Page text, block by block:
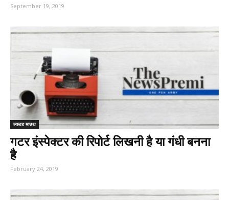
September 19, 2019
लाउड माउथ
गटर इंस्पेक्टर की रिपोर्ट लिखनी है या गंधी बनना
है
February 24, 2019